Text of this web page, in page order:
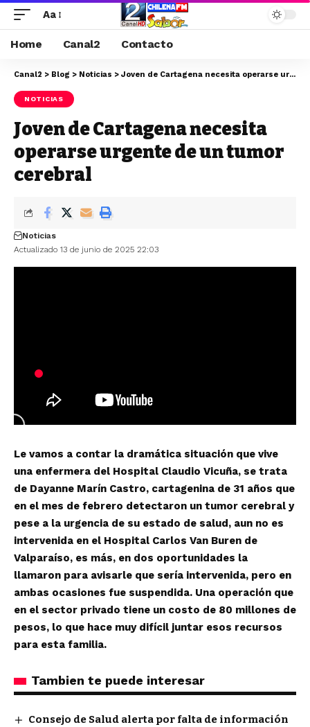
Aa
Home Canal2 Contacto
Canal2 > Blog > Noticias > Joven de Cartagena necesita operarse urgente de un tumor cerebral
NOTICIAS
Joven de Cartagena necesita
operarse urgente de un tumor
cerebral
Actualizado 13 de junio de 2025 22:03
Noticias
Le vamos a contar la dramática situación que vive
una enfermera del Hospital Claudio Vicuña, se trata
de Dayanne Marín Castro, cartagenina de 31 años que
en el mes de febrero detectaron un tumor cerebral y
pese a la urgencia de su estado de salud, aun no es
intervenida en el Hospital Carlos Van Buren de
Valparaíso, es más, en dos oportunidades la
llamaron para avisarle que sería intervenida, pero en
ambas ocasiones fue suspendida. Una operación que
en el sector privado tiene un costo de 80 millones de
pesos, lo que hace muy difícil juntar esos recursos
para esta familia.
Tambien te puede interesar
Consejo de Salud alerta por falta de información